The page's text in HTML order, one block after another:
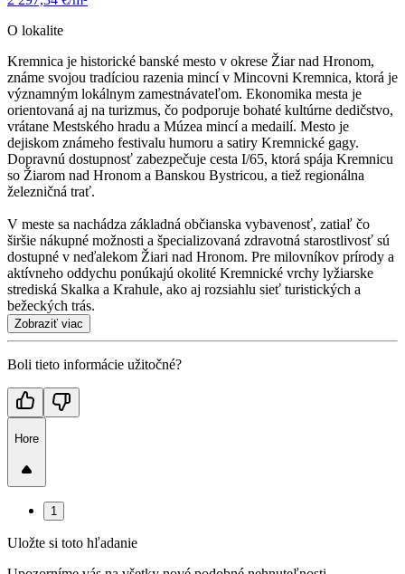
O lokalite
Kremnica je historické banské mesto v okrese Žiar nad Hronom,
známe svojou tradíciou razenia mincí v Mincovni Kremnica, ktorá je
významným lokálnym zamestnávateľom. Ekonomika mesta je
orientovaná aj na turizmus, čo podporuje bohaté kultúrne dedičstvo,
vrátane Mestského hradu a Múzea mincí a medailí. Mesto je
dejiskom známeho festivalu humoru a satiry Kremnické gagy.
Dopravnú dostupnosť zabezpečuje cesta I/65, ktorá spája Kremnicu
so Žiarom nad Hronom a Banskou Bystricou, a tiež regionálna
železničná trať.
V meste sa nachádza základná občianska vybavenosť, zatiaľ čo
širšie nákupné možnosti a špecializovaná zdravotná starostlivosť sú
dostupné v neďalekom Žiari nad Hronom. Pre milovníkov prírody a
aktívneho oddychu ponúkajú okolité Kremnické vrchy lyžiarske
strediská Skalka a Krahule, ako aj rozsiahlu sieť turistických a
bežeckých trás.
Zobraziť viac
Boli tieto informácie užitočné?
Hore
1
Uložte si toto hľadanie